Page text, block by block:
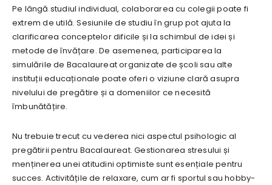
Pe lângă studiul individual, colaborarea cu colegii poate fi
extrem de utilă. Sesiunile de studiu în grup pot ajuta la
clarificarea conceptelor dificile și la schimbul de idei și
metode de învățare. De asemenea, participarea la
simulările de Bacalaureat organizate de școli sau alte
instituții educaționale poate oferi o viziune clară asupra
nivelului de pregătire și a domeniilor ce necesită
îmbunătățire.
Nu trebuie trecut cu vederea nici aspectul psihologic al
pregătirii pentru Bacalaureat. Gestionarea stresului și
menținerea unei atitudini optimiste sunt esențiale pentru
succes. Activitățile de relaxare, cum ar fi sportul sau hobby-